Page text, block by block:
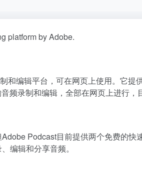
platform by Adobe.
和编辑平台，可在网页上使用。它
频录制和编辑，全部在网页上进行
Podcast目前提供两个免费的快
编辑和分享音频。